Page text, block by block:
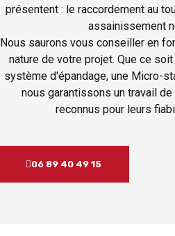
présentent : le raccordement au
assainissement
Nous saurons vous conseiller en
nature de votre projet. Que ce
système d'épandage, une Micro-
nous garantissons un travail
reconnus pour leurs
06 89 40 49 15